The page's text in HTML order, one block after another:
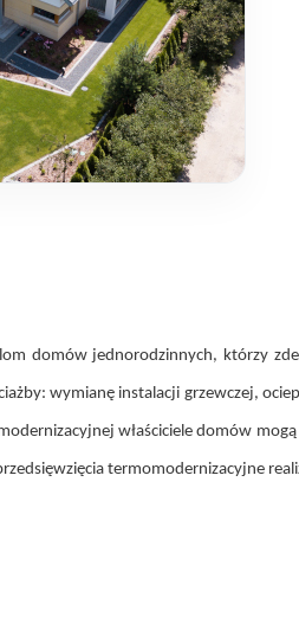
domów jednorodzinnych, którzy
wymianę instalacji grzewczej,
właściciele domów
termomodernizacyjne